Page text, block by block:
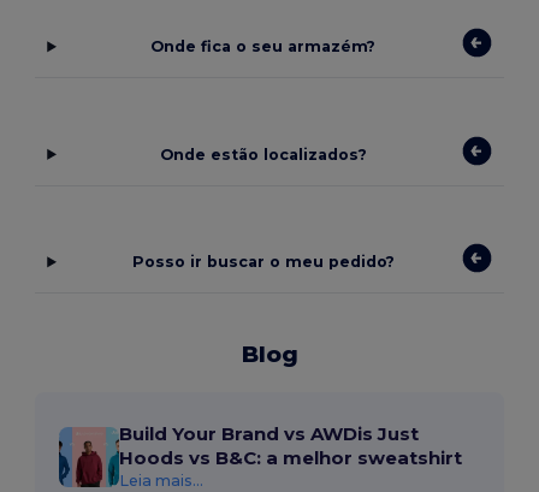
Onde fica o seu armazém?
Onde estão localizados?
Posso ir buscar o meu pedido?
Blog
Build Your Brand vs AWDis Just
Hoods vs B&C: a melhor sweatshirt
Leia mais...